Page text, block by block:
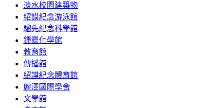
淡水校園建築物
紹謨紀念游泳館
騮先紀念科學館
鍾靈化學館
教育館
傳播館
紹謨紀念體育館
麗澤國際學舍
文學館